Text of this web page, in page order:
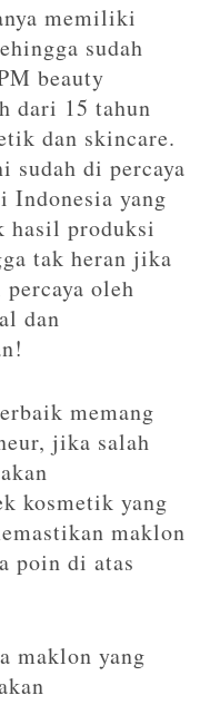
memiliki
sudah
beauty
dari 15 tahun
dan skincare.
sudah di percaya
yang
hasil produksi
tak heran jika
oleh
dan
memang
jika salah
kosmetik yang
maklon
poin di atas
maklon yang